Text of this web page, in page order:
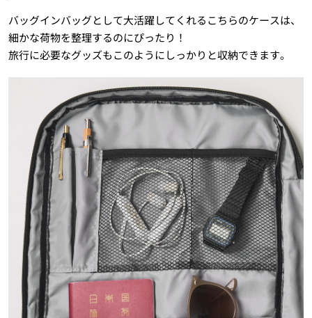
バッグインバッグとして大活躍してくれるこちらのケースは、
細かな荷物を整理するのにぴったり！
旅行に必要なグッズもこのようにしっかりと収納できます。